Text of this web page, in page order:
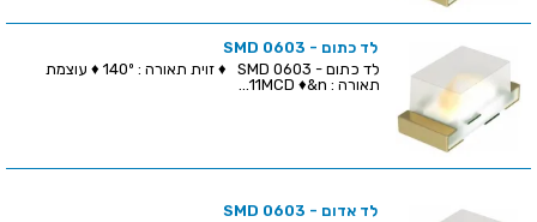
לד כתום - SMD 0603
לד כתום - SMD 0603 ♦ זוית תאורה : 140º ♦ עוצמת
תאורה : 11MCD ♦&n...
לד אדום - SMD 0603